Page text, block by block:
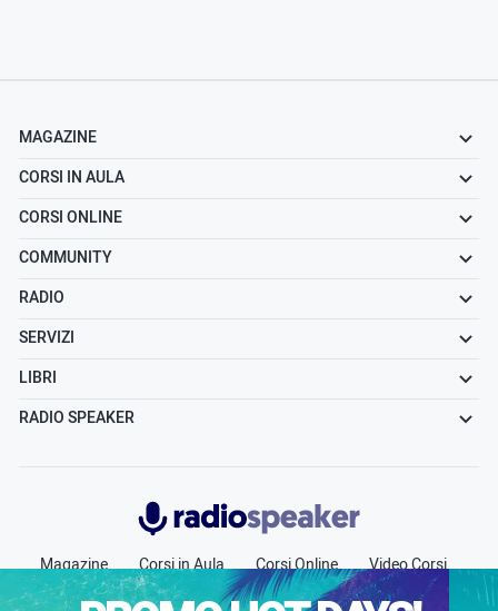
MAGAZINE
CORSI IN AULA
CORSI ONLINE
COMMUNITY
RADIO
SERVIZI
LIBRI
RADIO SPEAKER
Radiospeaker.it
Magazine Corsi in Aula Corsi Online
Video Corsi
Community
Radio Jobs Chi siamo Contatti